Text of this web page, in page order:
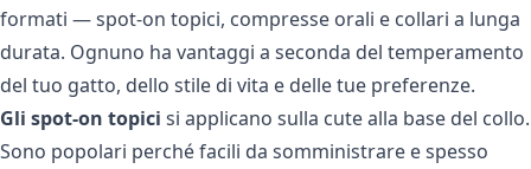
formati — spot-on topici, compresse orali e collari a lunga
durata. Ognuno ha vantaggi a seconda del temperamento
del tuo gatto, dello stile di vita e delle tue preferenze.
Gli spot-on topici si applicano sulla cute alla base del collo.
Sono popolari perché facili da somministrare e spesso